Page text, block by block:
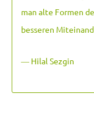
man alte Formen
besseren
― Hilal Sezgin